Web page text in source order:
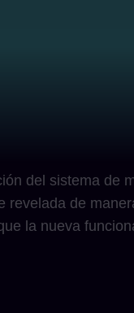
del sistema de
revelada de
la nueva